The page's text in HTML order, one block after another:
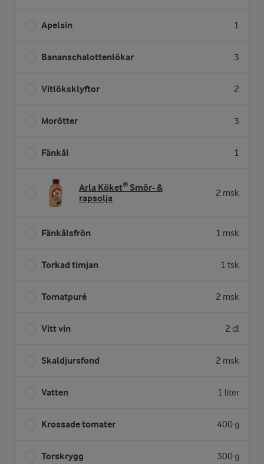
Apelsin 1
Bananschalottenlökar 3
Vitlöksklyftor 2
Morötter 3
Fänkål 1
Arla Köket® Smör- &
rapsolja
2 msk
Fänkålsfrön 1 msk
Torkad timjan 1 tsk
Tomatpuré 2 msk
Vitt vin 2 dl
Skaldjursfond 2 msk
Vatten 1 liter
Krossade tomater 400 g
Torskrygg 300 g